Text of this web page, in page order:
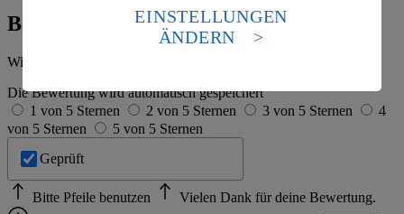
Bewertung
Wie hat es dir geschmeckt?
Die Bewertung wird automatisch gespeichert
1 von 5 Sternen
2 von 5 Sternen 3 von 5 Sternen
4
von 5 Sternen
5 von 5 Sternen
Geprüft
Bitte Pfeile benutzen
Vielen Dank für deine Bewertung.
die USA als Land mit einem nach europäischen
Standards nicht angemessenen Datenschutzniveau an.
Es besteht das Risiko eines Zugriffs durch US-
Informationen zum Herausgeber der Seite findest du
im Impressum
EINSTELLUNGEN
ÄNDERN